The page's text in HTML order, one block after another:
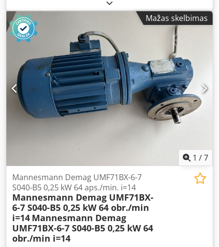
senesnė prekė). Jis nebuvo montuotas ir nebuvo
naudojamas. Techninė ir vizualinė būklė labai gera, gali
būti tik nedidelių sandėliavimo pėdsakų. Djdpozn Awxefx
Ag Sjck Pagamintas Vokietijoje, pasižymi tvirta, pramonine
konstrukcija. Puikiai tinka siurbliams, ventiliatoriams,
kompresoriams, smulkintuvams, konvejeriams ir kitai
pramoninei įrangai varinti. Techniniai duomenys:
Gamintojas: LOHER Modelis: ANGA-355LB-04A Galia: 270
kW Sūkių dažnis: 1490 aps./min. Dažnis: 50 Hz Įtampa:
400/690 V (Δ/Y) Įtampos diapazonas: 380–420 V Δ / 655–725
V Y Galios koeficientas (cos φ): 0,85 Apsaugos laipsnis: IP55
Izoliacijos klasė: F Montavimo būdas: IM B3 Standartas: EN
Mažas skelbimas
1 /7
Mannesmann Demag UMF71BX-6-7
S040-B5 0,25 kW 64 aps./min. i=14
Mannesmann Demag UMF71BX-
6-7 S040-B5 0,25 kW 64 obr./min
i=14 Mannesmann Demag
UMF71BX-6-7 S040-B5 0,25 kW 64
obr./min i=14